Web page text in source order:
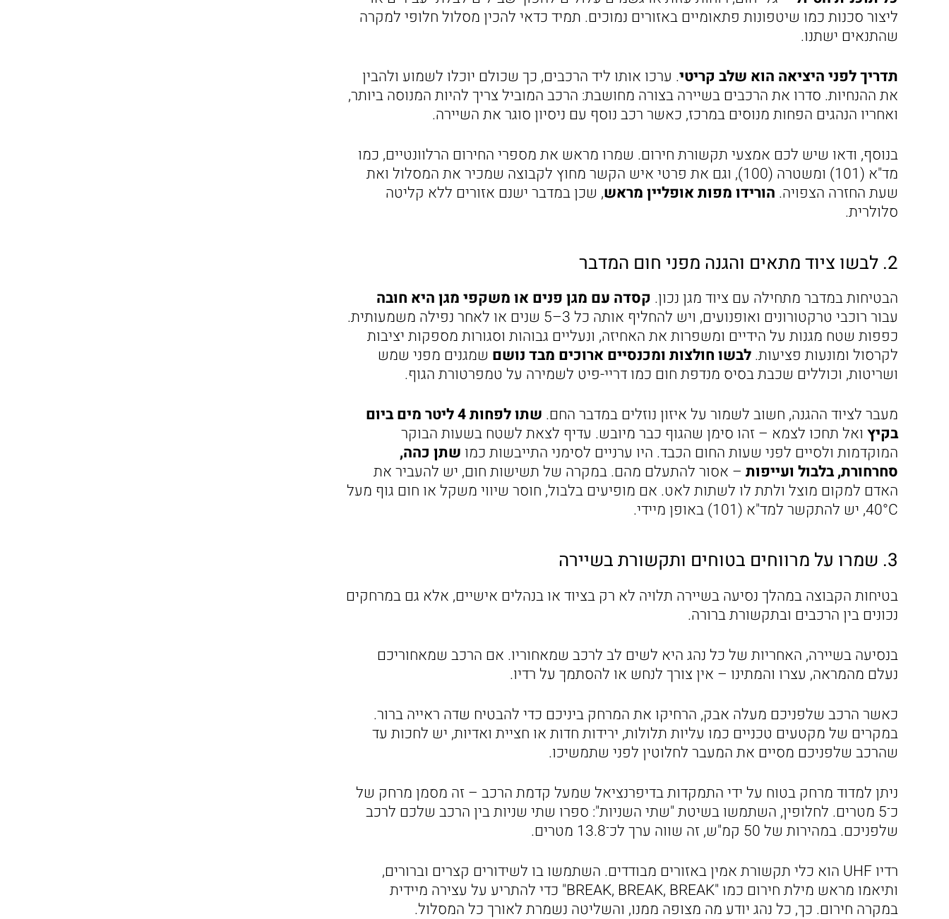
ליצור סכנות כמו שיטפונות פתאומיים באזורים נמוכים. תמיד כדאי להכין מסלול חלופי למקרה
שהתנאים ישתנו.
תדריך לפני היציאה הוא שלב קריטי. ערכו אותו ליד הרכבים, כך שכולם יוכלו לשמוע ולהבין
את ההנחיות. סדרו את הרכבים בשיירה בצורה מחושבת: הרכב המוביל צריך להיות המנוסה ביותר,
ואחריו הנהגים הפחות מנוסים במרכז, כאשר רכב נוסף עם ניסיון סוגר את השיירה.
בנוסף, ודאו שיש לכם אמצעי תקשורת חירום. שמרו מראש את מספרי החירום הרלוונטיים, כמו
מד"א (101) ומשטרה (100), וגם את פרטי איש הקשר מחוץ לקבוצה שמכיר את המסלול ואת
שעת החזרה הצפויה. הורידו מפות אופליין מראש, שכן במדבר ישנם אזורים ללא קליטה
סלולרית.
2. לבשו ציוד מתאים והגנה מפני חום המדבר
הבטיחות במדבר מתחילה עם ציוד מגן נכון. קסדה עם מגן פנים או משקפי מגן היא חובה
עבור רוכבי טרקטורונים ואופנועים, ויש להחליף אותה כל 3–5 שנים או לאחר נפילה משמעותית.
כפפות שטח מגנות על הידיים ומשפרות את האחיזה, ונעליים גבוהות וסגורות מספקות יציבות
לקרסול ומונעות פציעות.לבשו חולצות ומכנסיים ארוכים מבד נושם שמגנים מפני שמש
ושריטות, וכוללים שכבת בסיס מנדפת חום כמו דריי-פיט לשמירה על טמפרטורת הגוף.
מעבר לציוד ההגנה, חשוב לשמור על איזון נוזלים במדבר החם.
שתו לפחות 4 ליטר מים ביום
בקיץ ואל תחכו לצמא – זהו סימן שהגוף כבר מיובש. עדיף לצאת לשטח בשעות הבוקר
המוקדמות ולסיים לפני שעות החום הכבד. היו ערניים לסימני התייבשות כמו שתן כהה,
סחרחורת, בלבול ועייפות – אסור להתעלם מהם. במקרה של תשישות חום, יש להעביר את
האדם למקום מוצל ולתת לו לשתות לאט. אם מופיעים בלבול, חוסר שיווי משקל או חום גוף מעל
40°C, יש להתקשר למד"א (101) באופן מיידי.
3. שמרו על מרווחים בטוחים ותקשורת בשיירה
בטיחות הקבוצה במהלך נסיעה בשיירה תלויה לא רק בציוד או בנהלים אישיים, אלא גם במרחקים
נכונים בין הרכבים ובתקשורת ברורה.
בנסיעה בשיירה, האחריות של כל נהג היא לשים לב לרכב שמאחוריו. אם הרכב שמאחוריכם
נעלם מהמראה, עצרו והמתינו – אין צורך לנחש או להסתמך על רדיו.
כאשר הרכב שלפניכם מעלה אבק, הרחיקו את המרחק ביניכם כדי להבטיח שדה ראייה ברור.
במקרים של מקטעים טכניים כמו עליות תלולות, ירידות חדות או חציית ואדיות, יש לחכות עד
שהרכב שלפניכם מסיים את המעבר לחלוטין לפני שתמשיכו.
ניתן למדוד מרחק בטוח על ידי התמקדות בדיפרנציאל שמעל קדמת הרכב – זה מסמן מרחק של
כ־5 מטרים. לחלופין, השתמשו בשיטת "שתי השניות": ספרו שתי שניות בין הרכב שלכם לרכב
שלפניכם. במהירות של 50 קמ"ש, זה שווה ערך לכ־13.8 מטרים.
רדיו UHF הוא כלי תקשורת אמין באזורים מבודדים. השתמשו בו לשידורים קצרים וברורים,
ותיאמו מראש מילת חירום כמו "BREAK, BREAK, BREAK" כדי להתריע על עצירה מיידית
במקרה חירום. כך, כל נהג יודע מה מצופה ממנו, והשליטה נשמרת לאורך כל המסלול.